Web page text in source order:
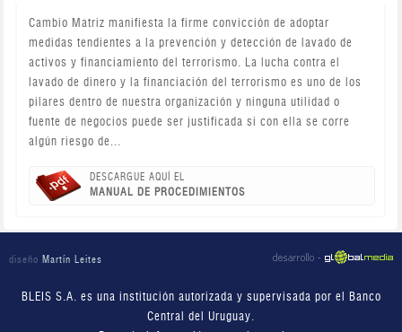
Cambio Matriz manifiesta la firme convicción de adoptar
medidas tendientes a la prevención y detección de lavado de
activos y financiamiento del terrorismo. La lucha contra el
lavado de dinero y la financiación del terrorismo es uno de los
pilares dentro de nuestra organización y ninguna utilidad o
fuente de negocios puede ser justificada si con ella se corre
algún riesgo de...
DESCARGUE AQUÍ EL
MANUAL DE PROCEDIMIENTOS
diseño Martín Leites
BLEIS S.A. es una institución autorizada y supervisada por el Banco
Central del Uruguay.